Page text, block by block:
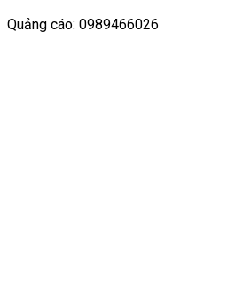
Quảng cáo: 0989466026